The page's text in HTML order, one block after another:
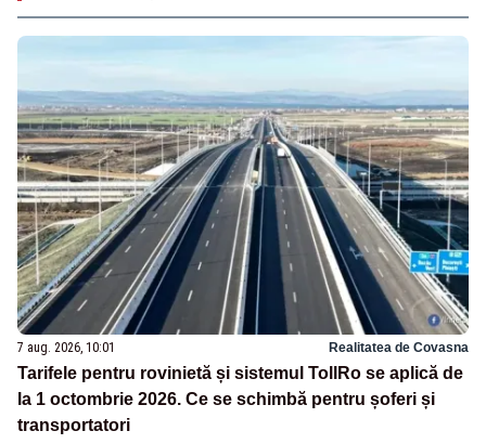
7 aug. 2026, 10:01 Realitatea de Covasna
Tarifele pentru rovinietă și sistemul TollRo se aplică de
la 1 octombrie 2026. Ce se schimbă pentru șoferi și
transportatori